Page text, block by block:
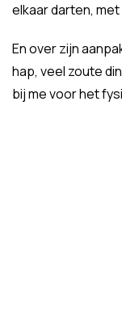
elkaar darten,
En over zijn
hap, veel zoute
bij me voor het